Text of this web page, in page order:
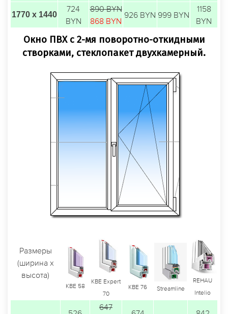
1770 х 1440
724
BYN
890 BYN
868 BYN
926 BYN 999 BYN
1158
BYN
Окно ПВХ с 2-мя поворотно-откидными
створками, стеклопакет двухкамерный.
Размеры
(ширина х
высота)
KBE 58
KBE Expert
70
KBE 76 Streamline
REHAU
Intelio
647